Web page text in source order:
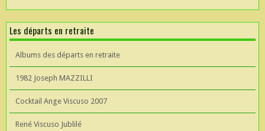
Les départs en retraite
Albums des départs en retraite
1982 Joseph MAZZILLI
Cocktail Ange Viscuso 2007
René Viscuso Jublilé